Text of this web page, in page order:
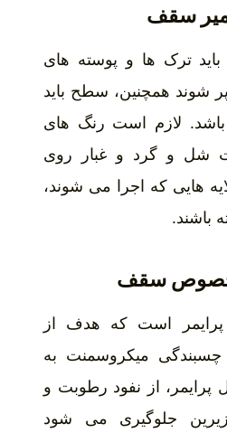
سقف
ترک ها و پوسته های
شوند همچنین، سطح باید
لازم است رنگ های
شل و گرد و غبار روی
هایی که اجرا می شوند،
باشند.
مخصوص سقف
پرایمر است که هدف از
چسبندگی میکروسمنت به
از نفود رطوبت و
جلوگیری می شود